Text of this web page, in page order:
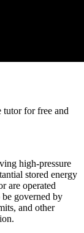
for free and
high-pressure
stored energy
are operated
governed by
and other